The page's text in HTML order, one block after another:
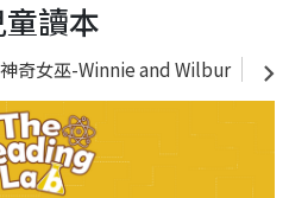
讀本
神奇女巫-Winnie and Wilbur